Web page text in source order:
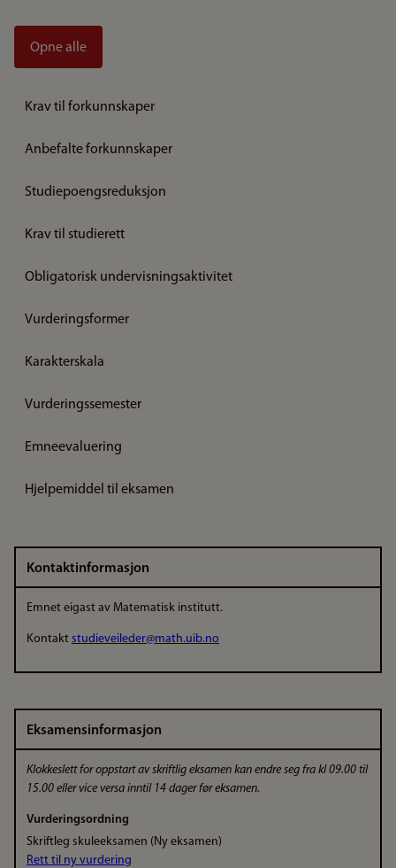
Opne alle
Krav til forkunnskaper
Anbefalte forkunnskaper
Studiepoengsreduksjon
Krav til studierett
Obligatorisk undervisningsaktivitet
Vurderingsformer
Karakterskala
Vurderingssemester
Emneevaluering
Hjelpemiddel til eksamen
Kontaktinformasjon
Emnet eigast av Matematisk institutt.
Kontakt studieveileder@math.uib.no
Eksamensinformasjon
Klokkeslett for oppstart av skriftlig eksamen kan endre seg fra kl 09.00 til
15.00 eller vice versa inntil 14 dager før eksamen.
Vurderingsordning
Skriftleg skuleeksamen (Ny eksamen)
Rett til ny vurdering